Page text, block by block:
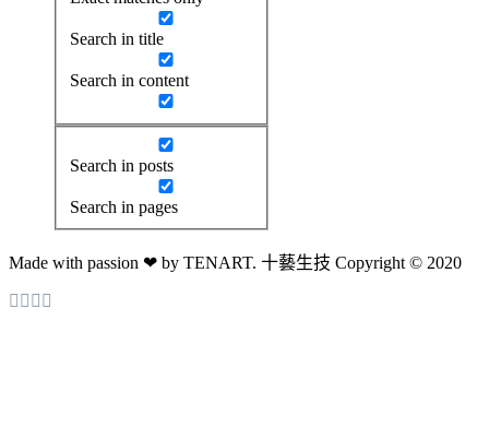
Search in title
Search in content
Search in posts
Search in pages
Made with passion ❤ by TENART. 十藝生技 Copyright © 2020